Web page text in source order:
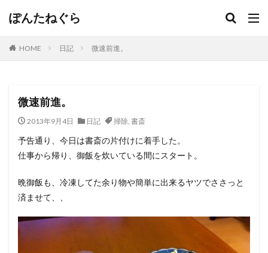
ぽんたねぐら
HOME 日記 微速前進。
微速前進。
2013年9月4日 日記 掃除, 書斎
予告通り、今日は書斎の片付けに着手した。
仕事から帰り、御飯を炊いている間にスタート。
晩御飯も、冷凍してた余り物や簡単に出来るヤツでささっと
済ませて、、